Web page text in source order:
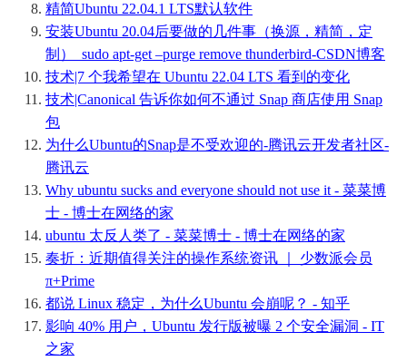
精简Ubuntu 22.04.1 LTS默认软件
安装Ubuntu 20.04后要做的几件事（换源，精简，定
制）_sudo apt-get –purge remove thunderbird-CSDN博客
技术|7 个我希望在 Ubuntu 22.04 LTS 看到的变化
技术|Canonical 告诉你如何不通过 Snap 商店使用 Snap
包
为什么Ubuntu的Snap是不受欢迎的-腾讯云开发者社区-
腾讯云
Why ubuntu sucks and everyone should not use it - 菜菜博
士 - 博士在网络的家
ubuntu 太反人类了 - 菜菜博士 - 博士在网络的家
奏折：近期值得关注的操作系统资讯 ｜ 少数派会员
π+Prime
都说 Linux 稳定，为什么Ubuntu 会崩呢？ - 知乎
影响 40% 用户，Ubuntu 发行版被曝 2 个安全漏洞 - IT
之家